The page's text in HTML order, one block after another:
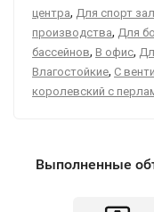
центра, Для спорт
производства, Для
бассейнов, В офис,
Влагостойкие, С
королевский с
Выполненные